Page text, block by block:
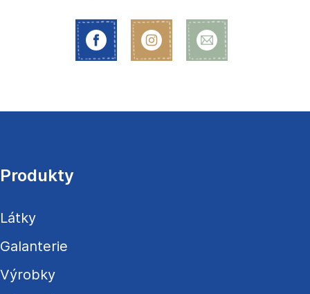
a
í
Produkty
Látky
Galanterie
Výrobky